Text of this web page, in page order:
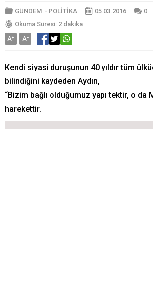
GÜNDEM - POLİTİKA 05.03.2016 0
Okuma Süresi: 2 dakika
A+ A-
Kendi siyasi duruşunun 40 yıldır tüm
bilindiğini kaydeden Aydın,
“Bizim bağlı olduğumuz yapı tektir, o da
harekettir.